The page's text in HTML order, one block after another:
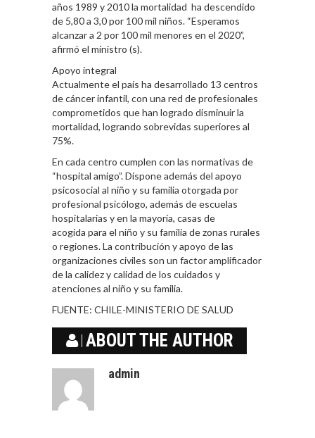
años 1989 y 2010 la mortalidad ha descendido
de 5,80 a 3,0 por 100 mil niños. “Esperamos
alcanzar a 2 por 100 mil menores en el 2020”,
afirmó el ministro (s).
Apoyo integral
Actualmente el país ha desarrollado 13 centros
de cáncer infantil, con una red de profesionales
comprometidos que han logrado disminuir la
mortalidad, logrando sobrevidas superiores al
75%.
En cada centro cumplen con las normativas de
“hospital amigo”. Dispone además del apoyo
psicosocial al niño y su familia otorgada por
profesional psicólogo, además de escuelas
hospitalarias y en la mayoría, casas de
acogida para el niño y su familia de zonas rurales
o regiones. La contribución y apoyo de las
organizaciones civiles son un factor amplificador
de la calidez y calidad de los cuidados y
atenciones al niño y su familia.
FUENTE: CHILE-MINISTERIO DE SALUD
ABOUT THE AUTHOR
admin